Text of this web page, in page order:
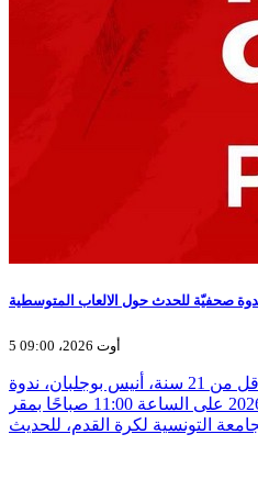
صحفيّة للحدث حول الالعاب المتوسطية
5 أوت 2026، 09:00
يعقد مدرب منتخبنا الوطني لأقل من 21 سنة، أنيس بوجلبان، ندوة
صحفية اليوم الأربعاء 5 أوت 2026 على الساعة 11:00 صباحًا بمقر